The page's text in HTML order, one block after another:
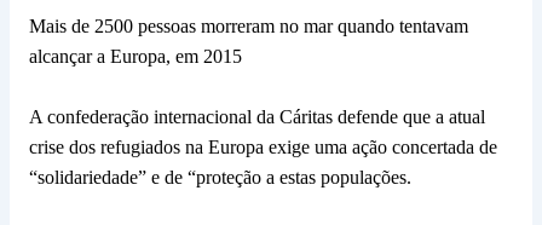
Mais de 2500 pessoas morreram no mar quando tentavam
alcançar a Europa, em 2015
A confederação internacional da Cáritas defende que a atual
crise dos refugiados na Europa exige uma ação concertada de
“solidariedade” e de “proteção a estas populações.